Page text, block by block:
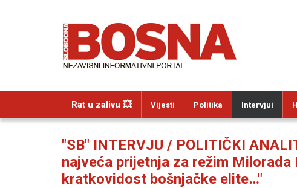
Rat u zalivu 💥 Vijesti Politika Intervjui
"SB" INTERVJU / POLITIČKI
najveća prijetnja za režim
kratkovidost bošnjačke elite…"